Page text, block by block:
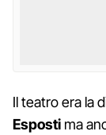
Il teatro era la
Esposti ma